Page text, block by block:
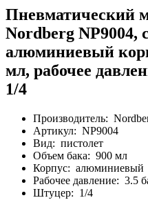
Пневматический
Nordberg NP9004,
алюминиевый
мл, рабочее
1/4
Производитель:
Артикул: NP9004
Вид: пистолет
Объем бака: 900 мл
Корпус: алюминиевый
Рабочее давление: 3.5
Штуцер: 1/4